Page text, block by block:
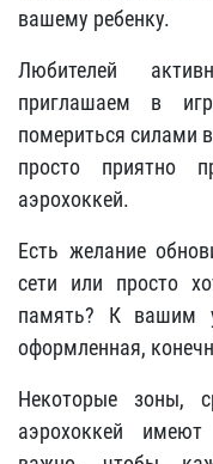
вашему ребенку.
Любителей
приглашаем в
помериться силами
просто приятно
аэрохоккей.
Есть желание
сети или просто
память? К вашим
оформленная,
Некоторые зоны,
аэрохоккей